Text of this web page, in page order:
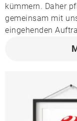
kümmern. Daher
gemeinsam mit
eingehenden